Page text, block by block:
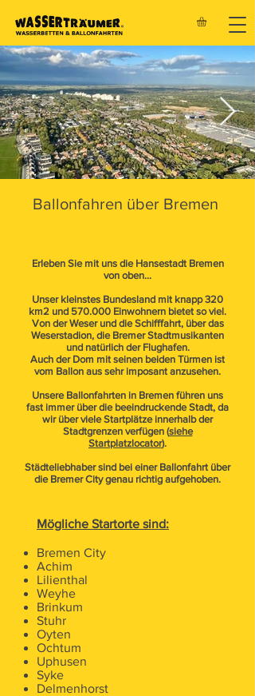
Ballonfahren über Bremen
Erleben Sie mit uns die Hansestadt Bremen
von oben…
Unser kleinstes Bundesland mit knapp 320
km2 und 570.000 Einwohnern bietet so viel.
Von der Weser und die Schifffahrt, über das
Weserstadion, die Bremer Stadtmusikanten
und natürlich der Flughafen.
Auch der Dom mit seinen beiden Türmen ist
vom Ballon aus sehr imposant anzusehen.
Unsere Ballonfahrten in Bremen führen uns
fast immer über die beeindruckende Stadt, da
wir über viele Startplätze innerhalb der
Stadtgrenzen verfügen (siehe
Startplatzlocator).
Städteliebhaber sind bei einer Ballonfahrt über
die Bremer City genau richtig aufgehoben.
Mögliche Startorte sind:
Bremen City
Achim
Lilienthal
Weyhe
Brinkum
Stuhr
Oyten
Ochtum
Uphusen
Syke
Delmenhorst